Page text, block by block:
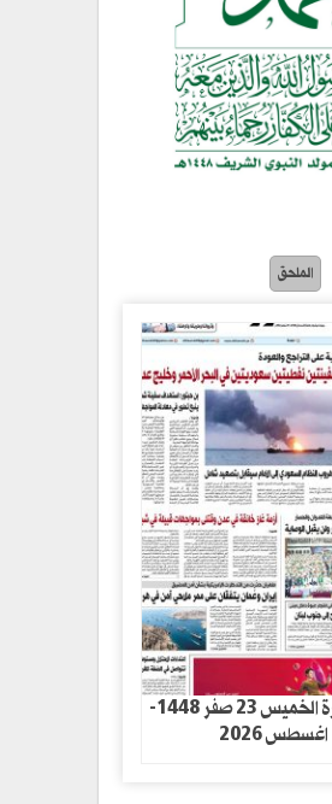
الملحق
صحيفة الثورة الخميس 23 صفر 1448-